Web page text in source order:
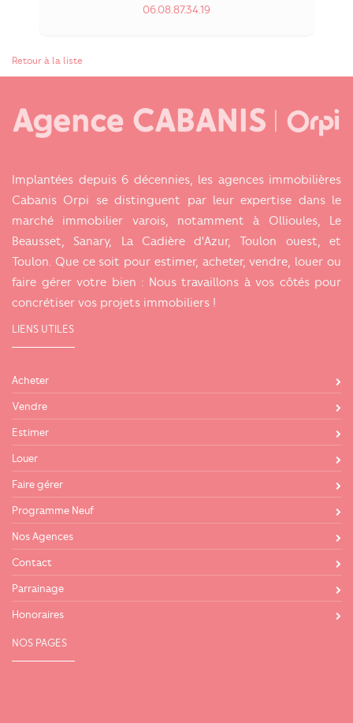
06.08.87.34.19
Retour à la liste
Implantées depuis 6 décennies, les agences immobilières
Cabanis Orpi se distinguent par leur expertise dans le
marché immobilier varois, notamment à Ollioules, Le
Beausset, Sanary, La Cadière d'Azur, Toulon ouest, et
Toulon. Que ce soit pour estimer, acheter, vendre, louer ou
faire gérer votre bien : Nous travaillons à vos côtés pour
concrétiser vos projets immobiliers !
LIENS UTILES
Acheter
Vendre
Estimer
Louer
Faire gérer
Programme Neuf
Nos Agences
Contact
Parrainage
Honoraires
NOS PAGES